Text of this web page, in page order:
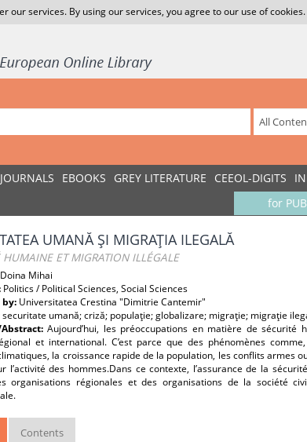
our services. By using our services, you agree to our use of cookies.
JOURNALS EBOOKS GREY LITERATURE CEEOL-DIGITS
for
UMANĂ ŞI MIGRAŢIA ILEGALĂ
HUMAINE ET MIGRATION ILLÉGALE
Doina Mihai
Politics / Political Sciences, Social Sciences
by: Universitatea Crestina "Dimitrie Cantemir"
securitate umană; criză; populaţie; globalizare; migraţie; migraţie
Abstract:Aujourd’hui, les préoccupations en matière de
et international. C’est parce que des phénomènes
la croissance rapide de la population, les conflits armes
l’activité des hommes.Dans ce contexte, l’assurance de la
organisations régionales et des organisations de la société
Contents